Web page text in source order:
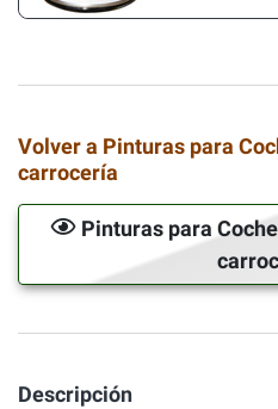
Volver a Pinturas para
carrocería
Pinturas para
Descripción